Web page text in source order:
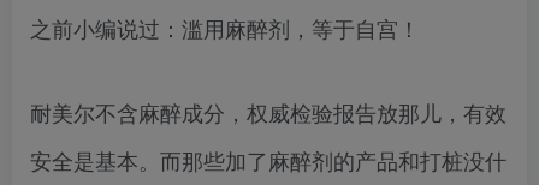
之前小编说过：滥用麻醉剂，等于自宫！
耐美尔不含麻醉成分，权威检验报告放那儿，有效
安全是基本。而那些加了麻醉剂的产品和打桩没什